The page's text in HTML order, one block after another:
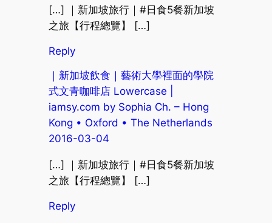
[…] ｜新加坡旅行｜#日食5餐新加坡
之旅【行程總覽】 […]
Reply
｜新加坡飲食｜藝術大學裡面的學院
式文青咖啡店 Lowercase |
iamsy.com by Sophia Ch. – Hong
Kong • Oxford • The Netherlands
2016-03-04
[…] ｜新加坡旅行｜#日食5餐新加坡
之旅【行程總覽】 […]
Reply